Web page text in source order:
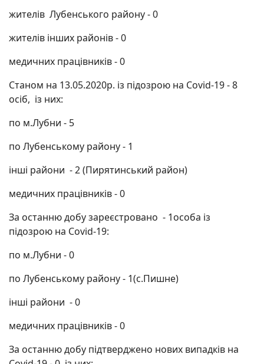
жителів Лубенського району - 0
жителів інших районів - 0
медичних працівників - 0
Станом на 13.05.2020р. із підозрою на Covid-19 - 8
осіб, із них:
по м.Лубни - 5
по Лубенському району - 1
інші райони - 2 (Пирятинський район)
медичних працівників - 0
За останню добу зареєстровано - 1особа із
підозрою на Covid-19:
по м.Лубни - 0
по Лубенському району - 1(с.Пишне)
інші райони - 0
медичних працівників - 0
За останню добу підтверджено нових випадків на